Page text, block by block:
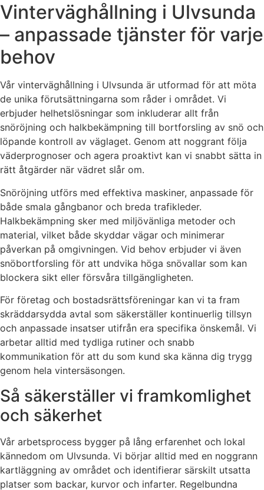
Vinterväghållning i Ulvsunda
– anpassade tjänster för varje
behov
Vår vinterväghållning i Ulvsunda är utformad för att möta
de unika förutsättningarna som råder i området. Vi
erbjuder helhetslösningar som inkluderar allt från
snöröjning och halkbekämpning till bortforsling av snö och
löpande kontroll av väglaget. Genom att noggrant följa
väderprognoser och agera proaktivt kan vi snabbt sätta in
rätt åtgärder när vädret slår om.
Snöröjning utförs med effektiva maskiner, anpassade för
både smala gångbanor och breda trafikleder.
Halkbekämpning sker med miljövänliga metoder och
material, vilket både skyddar vägar och minimerar
påverkan på omgivningen. Vid behov erbjuder vi även
snöbortforsling för att undvika höga snövallar som kan
blockera sikt eller försvåra tillgängligheten.
För företag och bostadsrättsföreningar kan vi ta fram
skräddarsydda avtal som säkerställer kontinuerlig tillsyn
och anpassade insatser utifrån era specifika önskemål. Vi
arbetar alltid med tydliga rutiner och snabb
kommunikation för att du som kund ska känna dig trygg
genom hela vintersäsongen.
Så säkerställer vi framkomlighet
och säkerhet
Vår arbetsprocess bygger på lång erfarenhet och lokal
kännedom om Ulvsunda. Vi börjar alltid med en noggrann
kartläggning av området och identifierar särskilt utsatta
platser som backar, kurvor och infarter. Regelbundna